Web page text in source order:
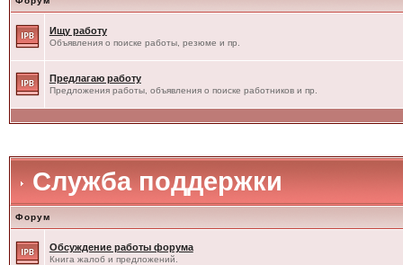
Ищу работу
Объявления о поиске работы, резюме и пр.
Предлагаю работу
Предложения работы, объявления о поиске работников и пр.
Служба поддержки
Форум
Обсуждение работы форума
Книга жалоб и предложений.